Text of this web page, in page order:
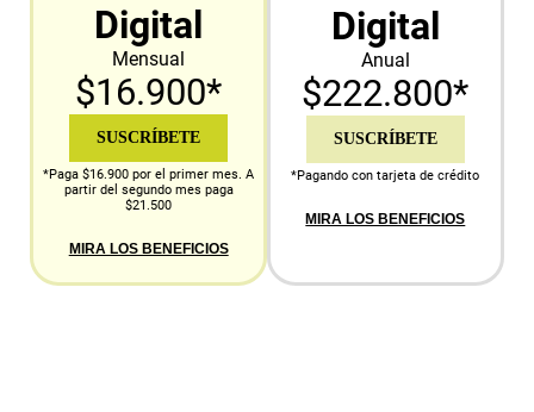
Digital
Mensual
$16.900*
SUSCRÍBETE
*Paga $16.900 por el primer mes. A
partir del segundo mes paga
$21.500
MIRA LOS BENEFICIOS
Digital
Anual
$222.800*
SUSCRÍBETE
*Pagando con tarjeta de crédito
MIRA LOS BENEFICIOS